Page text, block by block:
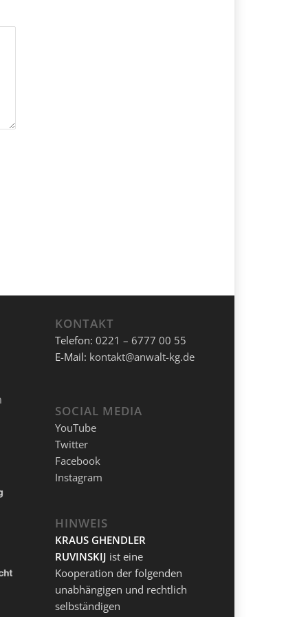
KONTAKT
Telefon: 0221 – 6777 00 55
E-Mail: kontakt@anwalt-kg.de
SOCIAL MEDIA
YouTube
Twitter
Facebook
Instagram
HINWEIS
KRAUS GHENDLER
RUVINSKIJ ist eine
Kooperation der folgenden
unabhängigen und rechtlich
selbständigen